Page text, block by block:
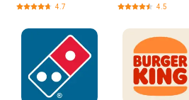
4.7 4.5